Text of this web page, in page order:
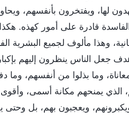
لها، ويفتخرون بأنفسهم،
قادرة على أمور كهذه.
وهذا مألوف لجميع البشرية
جعل الناس ينظرون إليهم
وما بذلوا من أنفسهم،
الذي يمنحهم مكانة أسمى،
ويعجبون بهم، بل وحتى